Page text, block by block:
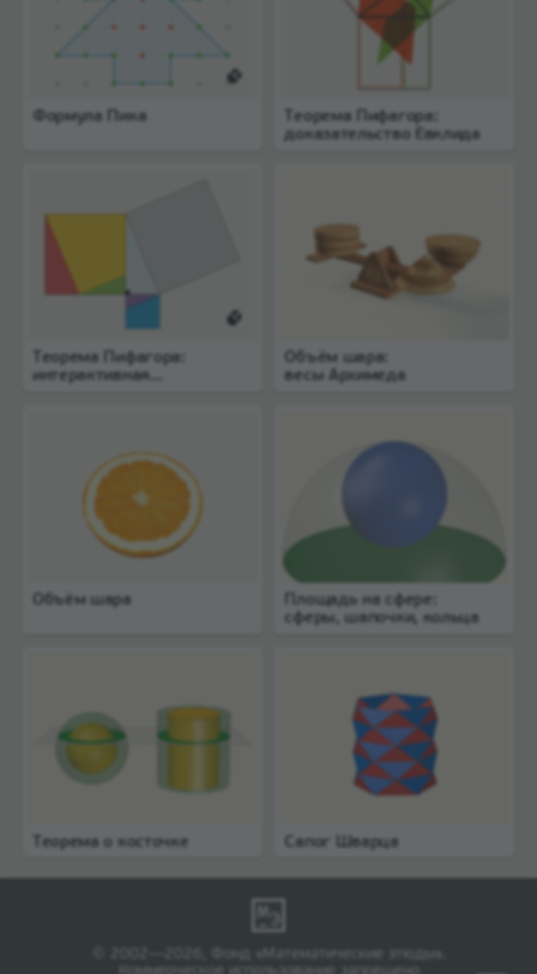
Формула Пика
Теорема Пифагора:
доказательство Евклида
Теорема Пифагора:
интерактивная
Объём шара:
весы Архимеда
Объём шара
Площадь на сфере:
сферы, шапочки, кольца
Теорема о косточке Сапог Шварца
© 2002—2026, Фонд «Математические этюды».